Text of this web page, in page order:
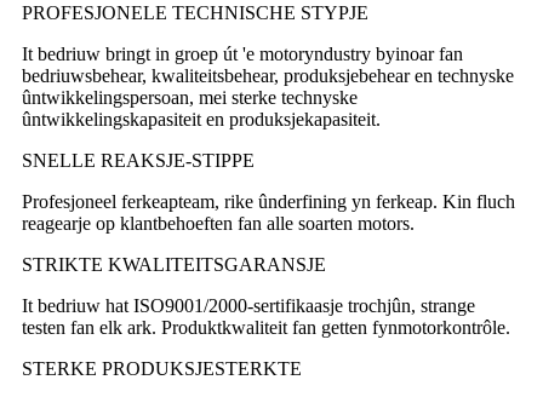
PROFESJONELE TECHNISCHE STYPJE
It bedriuw bringt in groep út 'e motoryndustry byinoar fan
bedriuwsbehear, kwaliteitsbehear, produksjebehear en technyske
ûntwikkelingspersoan, mei sterke technyske
ûntwikkelingskapasiteit en produksjekapasiteit.
SNELLE REAKSJE-STIPPE
Profesjoneel ferkeapteam, rike ûnderfining yn ferkeap. Kin fluch
reagearje op klantbehoeften fan alle soarten motors.
STRIKTE KWALITEITSGARANSJE
It bedriuw hat ISO9001/2000-sertifikaasje trochjûn, strange
testen fan elk ark. Produktkwaliteit fan getten fynmotorkontrôle.
STERKE PRODUKSJESTERKTE